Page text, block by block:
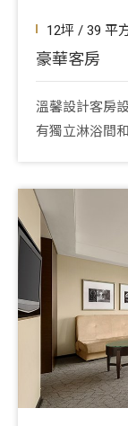
豪華客房
12坪 / 39 平
溫馨設計客房
有獨立淋浴間